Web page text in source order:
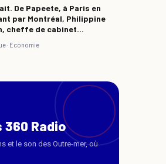
De Papeete, à Paris en
par Montréal, Philippine
cheffe de cabinet...
· Economie
Radio
et le son des Outre-mer, où